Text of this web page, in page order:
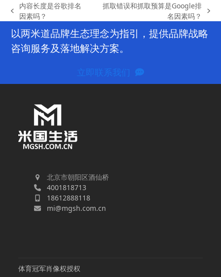
previous
内容长度是谷歌排名
因素吗？
抓取错误和抓取预算是Google排
名因素吗？
以两米道品牌生态理念为指引，提供品牌战略
咨询服务及落地解决方案。
立即联系我们
北京市朝阳区酒仙桥
4001818713
18612888118
mi@mgsh.com.cn
体育冠军肖像权授权